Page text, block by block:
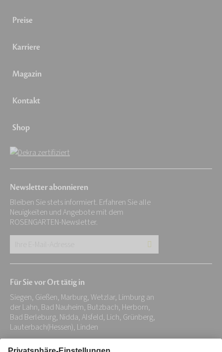
Preise
Karriere
Magazin
Kontakt
Shop
Newsletter abonnieren
Bleiben Sie stets informiert. Erfahren Sie alle
Neuigkeiten und Angebote mit dem
ROSENGARTEN-Newsletter.
Adresse:
*
Für Sie vor Ort tätig in
Siegen, Gießen, Marburg, Wetzlar, Limburg an
der Lahn, Bad Nauheim, Butzbach, Herborn,
Bad Berleburg, Nidda, Alsfeld, Lich, Grünberg,
Lauterbach(Hessen), Linden